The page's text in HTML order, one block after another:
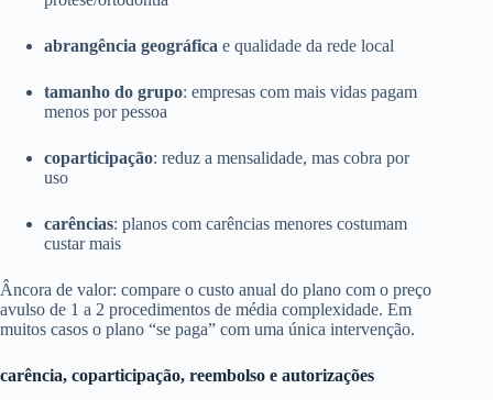
abrangência geográfica e qualidade da rede local
tamanho do grupo: empresas com mais vidas pagam
menos por pessoa
coparticipação: reduz a mensalidade, mas cobra por
uso
carências: planos com carências menores costumam
custar mais
Âncora de valor: compare o custo anual do plano com o preço
avulso de 1 a 2 procedimentos de média complexidade. Em
muitos casos o plano “se paga” com uma única intervenção.
carência, coparticipação, reembolso e autorizações